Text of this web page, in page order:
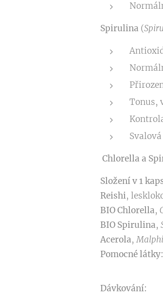
Spirulina (
Tonus,
Chlorella a
Složení v 1
Reishi,
BIO Chlorella,
BIO Spirulina,
Acerola,
Pomocné látky:
Dávkování: